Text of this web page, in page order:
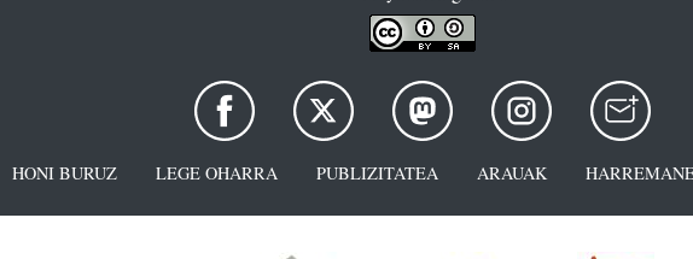
HONI BURUZ LEGE OHARRA PUBLIZITATEA ARAUAK